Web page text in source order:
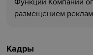
Функции Компании
размещением
Кадры